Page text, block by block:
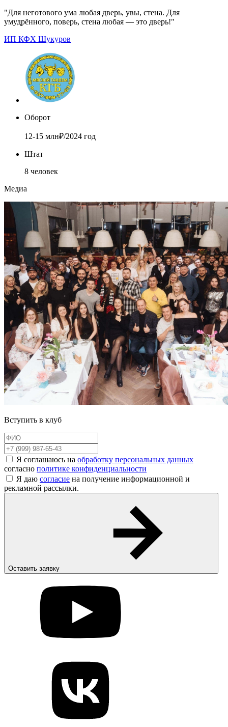
"Для неготового ума любая дверь, увы, стена. Для
умудрённого, поверь, стена любая — это дверь!"
ИП КФХ Шукуров
Оборот
12-15 млн₽/2024 год
Штат
8 человек
Медиа
Вступить в клуб
Я соглашаюсь на обработку персональных данных
согласно политике конфиденциальности
Я даю согласие на получение информационной и
рекламной рассылки.
Оставить заявку